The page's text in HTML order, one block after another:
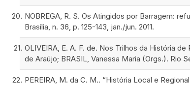
NOBREGA, R. S. Os Atingidos por Barragem:
Brasília, n. 36, p. 125-143, jan./jun. 2011.
OLIVEIRA, E. A. F. de. Nos Trilhos da História
de Araújo; BRASIL, Vanessa Maria (Orgs.). Rio
PEREIRA, M. da C. M.. “História Local e